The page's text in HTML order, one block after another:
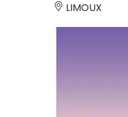
LIMOUX